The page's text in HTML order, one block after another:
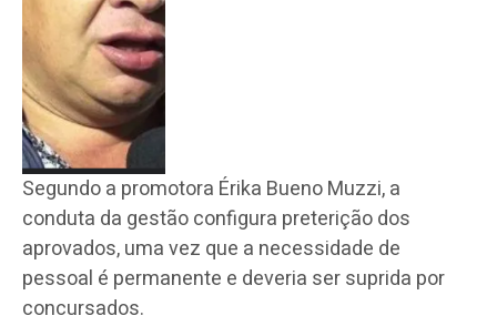
Segundo a promotora Érika Bueno Muzzi, a
conduta da gestão configura preterição dos
aprovados, uma vez que a necessidade de
pessoal é permanente e deveria ser suprida por
concursados.